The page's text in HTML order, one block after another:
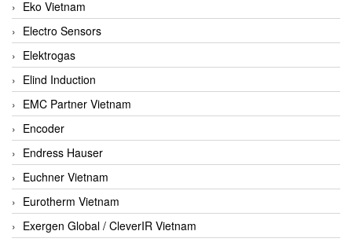
Eko Vietnam
Electro Sensors
Elektrogas
Elind Induction
EMC Partner Vietnam
Encoder
Endress Hauser
Euchner Vietnam
Eurotherm Vietnam
Exergen Global / CleverIR Vietnam